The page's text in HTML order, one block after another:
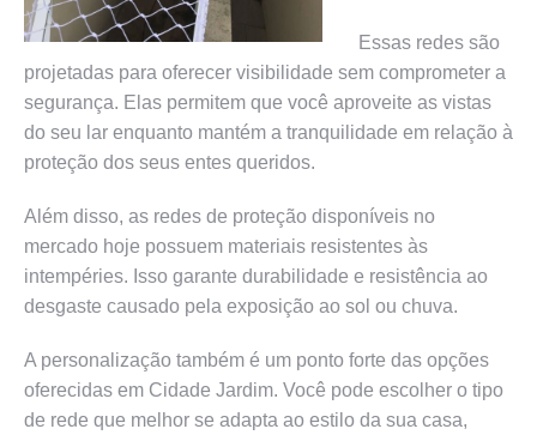
Essas redes são
projetadas para oferecer visibilidade sem comprometer a
segurança. Elas permitem que você aproveite as vistas
do seu lar enquanto mantém a tranquilidade em relação à
proteção dos seus entes queridos.
Além disso, as redes de proteção disponíveis no
mercado hoje possuem materiais resistentes às
intempéries. Isso garante durabilidade e resistência ao
desgaste causado pela exposição ao sol ou chuva.
A personalização também é um ponto forte das opções
oferecidas em Cidade Jardim. Você pode escolher o tipo
de rede que melhor se adapta ao estilo da sua casa,